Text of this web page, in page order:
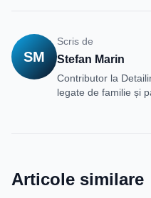
SM
Scris de
Stefan Marin
Contributor la
legate de familie și
Articole similare